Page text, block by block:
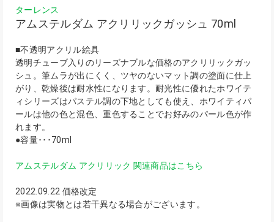
ターレンス
アムステルダム アクリリックガッシュ 70ml
■不透明アクリル絵具
透明チューブ入りのリーズナブルな価格のアクリリックガッ
シュ。筆ムラが出にくく、ツヤのないマット調の塗面に仕上
がり、乾燥後は耐水性になります。耐光性に優れたホワイテ
ィシリーズはパステル調の下地としても使え、ホワイティパ
ールは他の色と混色、重色することでお好みのパール色が作
れます。
●容量･･･70ml
アムステルダム アクリリック 関連商品はこちら
2022.09.22 価格改定
※画像は実物とは若干異なる場合がございます。